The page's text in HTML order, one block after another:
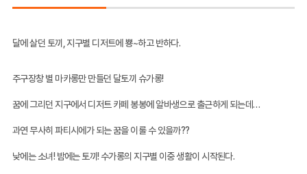
달에 살던 토끼, 지구별 디저트에 뿅~하고 반하다.
주구장창 별 마카롱만 만들던 달토끼 슈가롱!
꿈에 그리던 지구에서 디저트 카페 봉봉에 알바생으로 출근하게 되는데…
과연 무사히 파티시에가 되는 꿈을 이룰 수 있을까??
낮에는 소녀! 밤에는 토끼! 수가롱의 지구별 이중 생활이 시작된다.